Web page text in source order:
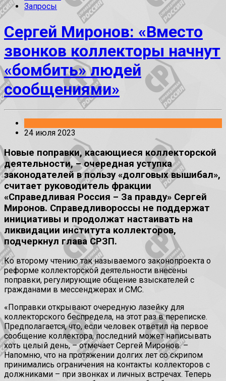
Запросы
Сергей Миронов: «Вместо
звонков коллекторы начнут
«бомбить» людей
сообщениями»
24 июля 2023
Новые поправки, касающиеся коллекторской
деятельности, – очередная уступка
законодателей в пользу «долговых вышибал»,
считает руководитель фракции
«Справедливая Россия – За правду» Сергей
Миронов. Справедливороссы не поддержат
инициативы и продолжат настаивать на
ликвидации института коллекторов,
подчеркнул глава СРЗП.
Ко второму чтению так называемого законопроекта о
реформе коллекторской деятельности внесены
поправки, регулирующие общение взыскателей с
гражданами в мессенджерах и СМС.
«Поправки открывают очередную лазейку для
коллекторского беспредела, на этот раз в переписке.
Предполагается, что, если человек ответил на первое
сообщение коллектора, последний может написывать
хоть целый день, – отмечает Сергей Миронов. –
Напомню, что на протяжении долгих лет со скрипом
принимались ограничения на контакты коллекторов с
должниками – при звонках и личных встречах. Теперь